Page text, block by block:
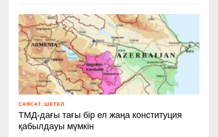
САЯСАТ ШЕТЕЛ
ТМД-дағы тағы бір ел жаңа конституция
қабылдауы мүмкін